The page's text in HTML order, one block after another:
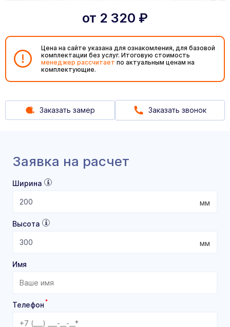
от 2 320 ₽
Цена на сайте указана для ознакомления, для базовой
комплектации без услуг. Итоговую стоимость
менеджер рассчитает по актуальным ценам на
комплектующие.
Заказать замер Заказать звонок
Заявка на расчет
Ширина
мм
Высота
мм
Имя
Телефон *